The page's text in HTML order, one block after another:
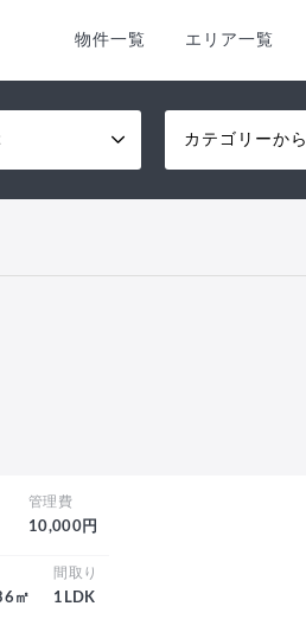
物件一覧 エリア一覧
カテゴリーか
管理費
10,000円
㎡
間取り
1LDK